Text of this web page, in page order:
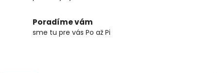
Poradíme vám
sme tu pre vás Po až Pi